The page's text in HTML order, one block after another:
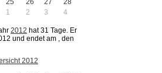
25 26 27
28
1 2 3 4
2012 hat 31 Tage. Er
und endet am , den
2012